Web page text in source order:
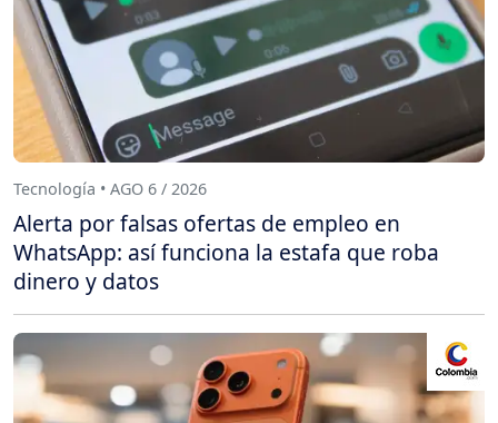
Tecnología • AGO 6 / 2026
Alerta por falsas ofertas de empleo en
WhatsApp: así funciona la estafa que roba
dinero y datos